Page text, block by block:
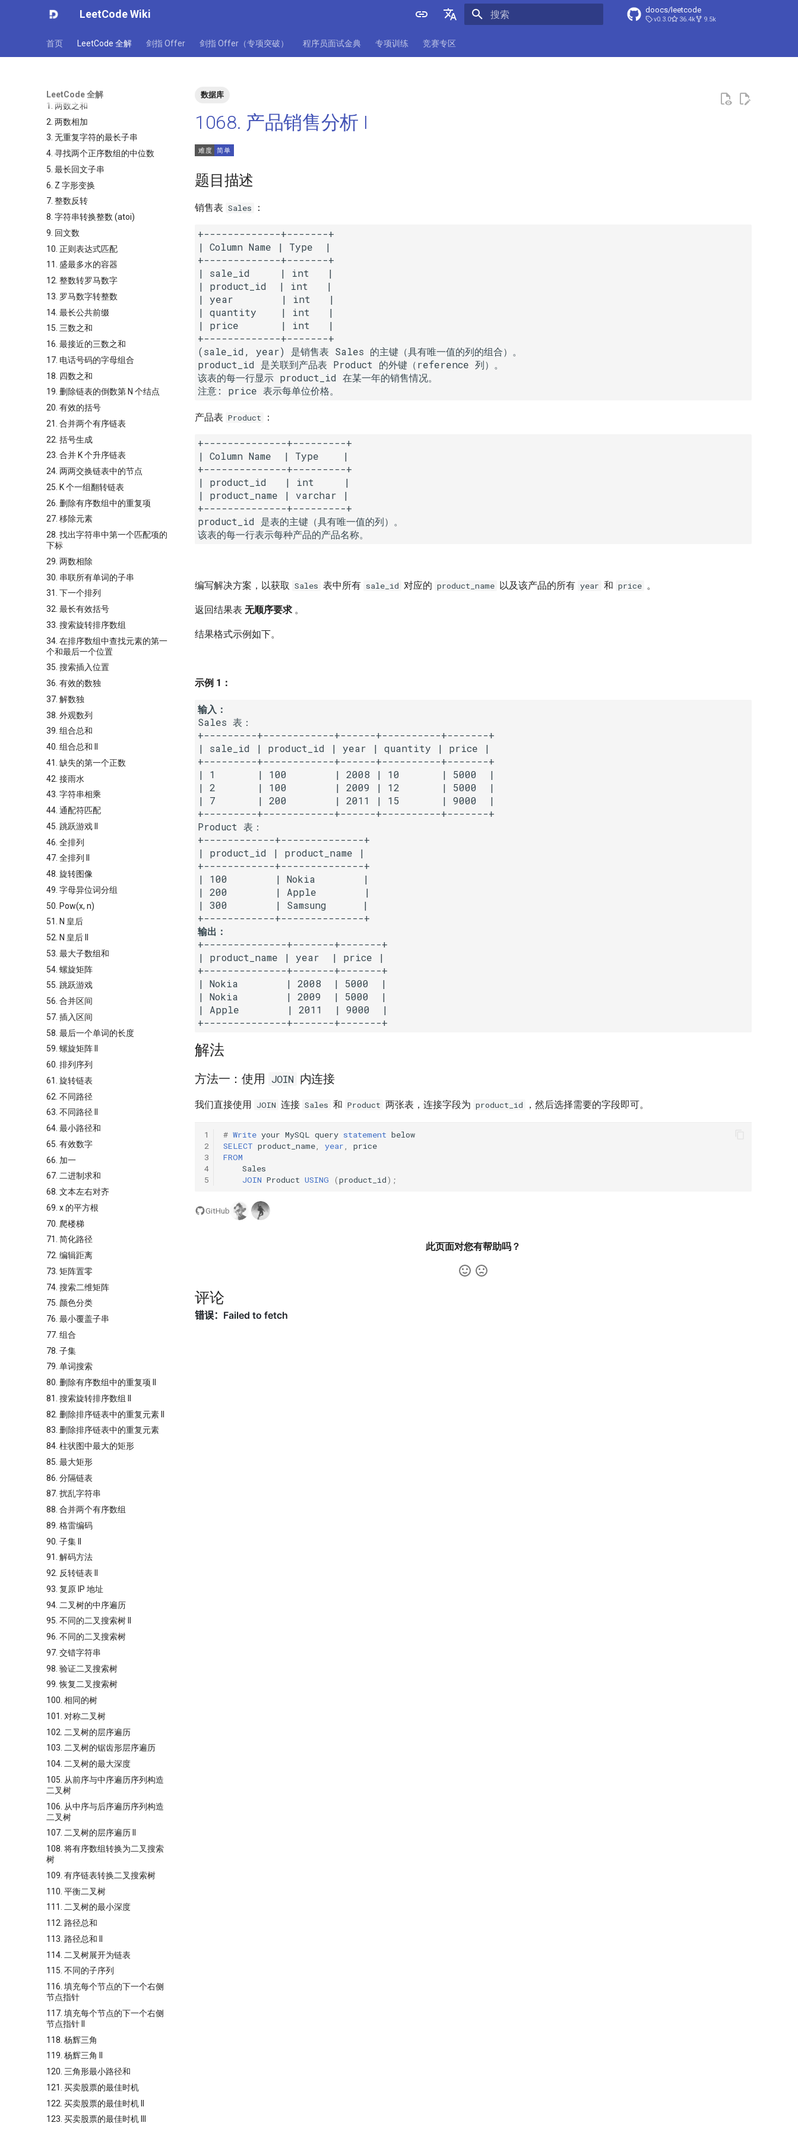
LeetCode Wiki
English
doocs/leetcode
v0.3.0 36.4k 9.5k
首页 LeetCode 全解 剑指 Offer 剑指 Offer（专项突破） 程序员面试金典 专项训练 竞赛专区
LeetCode 全解
1. 两数之和
2. 两数相加
3. 无重复字符的最长子串
4. 寻找两个正序数组的中位数
5. 最长回文子串
6. Z 字形变换
7. 整数反转
8. 字符串转换整数 (atoi)
9. 回文数
10. 正则表达式匹配
11. 盛最多水的容器
12. 整数转罗马数字
13. 罗马数字转整数
14. 最长公共前缀
15. 三数之和
16. 最接近的三数之和
17. 电话号码的字母组合
18. 四数之和
19. 删除链表的倒数第 N 个结点
20. 有效的括号
21. 合并两个有序链表
22. 括号生成
23. 合并 K 个升序链表
24. 两两交换链表中的节点
25. K 个一组翻转链表
26. 删除有序数组中的重复项
27. 移除元素
28. 找出字符串中第一个匹配项的
下标
29. 两数相除
30. 串联所有单词的子串
31. 下一个排列
32. 最长有效括号
33. 搜索旋转排序数组
34. 在排序数组中查找元素的第一
个和最后一个位置
35. 搜索插入位置
36. 有效的数独
37. 解数独
38. 外观数列
39. 组合总和
40. 组合总和 II
41. 缺失的第一个正数
42. 接雨水
43. 字符串相乘
44. 通配符匹配
45. 跳跃游戏 II
46. 全排列
47. 全排列 II
48. 旋转图像
49. 字母异位词分组
50. Pow(x, n)
51. N 皇后
52. N 皇后 II
53. 最大子数组和
54. 螺旋矩阵
55. 跳跃游戏
56. 合并区间
57. 插入区间
58. 最后一个单词的长度
59. 螺旋矩阵 II
60. 排列序列
61. 旋转链表
62. 不同路径
63. 不同路径 II
64. 最小路径和
65. 有效数字
66. 加一
67. 二进制求和
68. 文本左右对齐
69. x 的平方根
70. 爬楼梯
71. 简化路径
72. 编辑距离
73. 矩阵置零
74. 搜索二维矩阵
75. 颜色分类
76. 最小覆盖子串
77. 组合
78. 子集
79. 单词搜索
80. 删除有序数组中的重复项 II
81. 搜索旋转排序数组 II
82. 删除排序链表中的重复元素 II
83. 删除排序链表中的重复元素
84. 柱状图中最大的矩形
85. 最大矩形
86. 分隔链表
87. 扰乱字符串
88. 合并两个有序数组
89. 格雷编码
90. 子集 II
91. 解码方法
92. 反转链表 II
93. 复原 IP 地址
94. 二叉树的中序遍历
95. 不同的二叉搜索树 II
96. 不同的二叉搜索树
97. 交错字符串
98. 验证二叉搜索树
99. 恢复二叉搜索树
100. 相同的树
101. 对称二叉树
102. 二叉树的层序遍历
103. 二叉树的锯齿形层序遍历
104. 二叉树的最大深度
105. 从前序与中序遍历序列构造
二叉树
106. 从中序与后序遍历序列构造
二叉树
107. 二叉树的层序遍历 II
108. 将有序数组转换为二叉搜索
树
109. 有序链表转换二叉搜索树
110. 平衡二叉树
111. 二叉树的最小深度
112. 路径总和
113. 路径总和 II
114. 二叉树展开为链表
115. 不同的子序列
116. 填充每个节点的下一个右侧
节点指针
117. 填充每个节点的下一个右侧
节点指针 II
118. 杨辉三角
119. 杨辉三角 II
120. 三角形最小路径和
121. 买卖股票的最佳时机
122. 买卖股票的最佳时机 II
123. 买卖股票的最佳时机 III
数据库
1068. 产品销售分析 I
题目描述
销售表 Sales ：
+-------------+-------+
| Column Name | Type  |
+-------------+-------+
| sale_id     | int   |
| product_id  | int   |
| year        | int   |
| quantity    | int   |
| price       | int   |
+-------------+-------+
(sale_id, year) 是销售表 Sales 的主键（具有唯一值的列的组合）。
product_id 是关联到产品表 Product 的外键（reference 列）。
该表的每一行显示 product_id 在某一年的销售情况。
产品表 Product ：
+--------------+---------+
| Column Name  | Type    |
+--------------+---------+
| product_id   | int     |
| product_name | varchar |
+--------------+---------+
product_id 是表的主键（具有唯一值的列）。
编写解决方案，以获取 Sales 表中所有 sale_id 对应的 product_name 以及该产品的所有 year 和 price 。
返回结果表 无顺序要求 。
结果格式示例如下。
示例 1：
输入：
Sales 表：
+---------+------------+------+----------+-------+
| sale_id | product_id | year | quantity | price |
+---------+------------+------+----------+-------+
| 1       | 100        | 2008 | 10       | 5000  |
| 2       | 100        | 2009 | 12       | 5000  |
| 7       | 200        | 2011 | 15       | 9000  |
+---------+------------+------+----------+-------+
Product 表：
+------------+--------------+
| product_id | product_name |
+------------+--------------+
| 100        | Nokia        |
| 200        | Apple        |
| 300        | Samsung      |
输出：
+--------------+-------+-------+
| product_name | year  | price |
+--------------+-------+-------+
| Nokia        | 2008  | 5000  |
| Nokia        | 2009  | 5000  |
| Apple        | 2011  | 9000  |
解法
方法一：使用 JOIN 内连接
我们直接使用 JOIN 连接 Sales 和 Product 两张表，连接字段为 product_id ，然后选择需要的字段即可。
1
2
3
4
5
# Write your MySQL query statement below
SELECT product_name, year,
price
FROM
Sales
JOIN Product USING (product_id);
GitHub
此页面对您有帮助吗？
评论